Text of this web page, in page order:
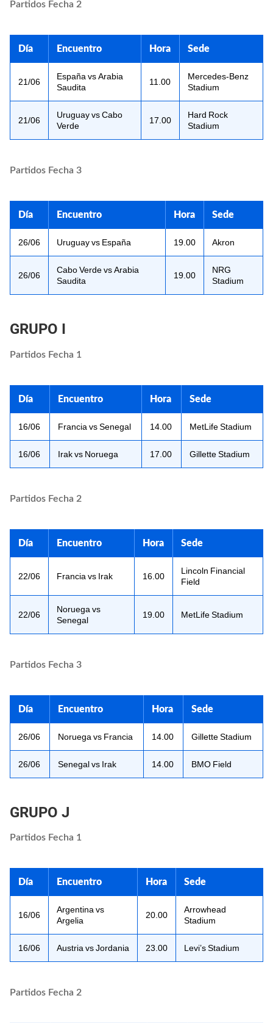
Partidos Fecha 2
Día Encuentro Hora Sede
21/06
España vs Arabia
Saudita
11.00
Mercedes-Benz
Stadium
21/06
Uruguay vs Cabo
Verde
17.00
Hard Rock
Stadium
Partidos Fecha 3
Día Encuentro Hora Sede
26/06 Uruguay vs España 19.00 Akron
26/06
Cabo Verde vs Arabia
Saudita
19.00
NRG
Stadium
GRUPO I
Partidos Fecha 1
Día Encuentro Hora Sede
16/06 Francia vs Senegal 14.00 MetLife Stadium
16/06 Irak vs Noruega 17.00 Gillette Stadium
Partidos Fecha 2
Día Encuentro Hora Sede
22/06 Francia vs Irak 16.00
Lincoln Financial
Field
22/06
Noruega vs
Senegal
19.00 MetLife Stadium
Partidos Fecha 3
Día Encuentro Hora Sede
26/06 Noruega vs Francia 14.00 Gillette Stadium
26/06 Senegal vs Irak 14.00 BMO Field
GRUPO J
Partidos Fecha 1
Día Encuentro Hora Sede
16/06
Argentina vs
Argelia
20.00
Arrowhead
Stadium
16/06 Austria vs Jordania 23.00 Levi’s Stadium
Partidos Fecha 2